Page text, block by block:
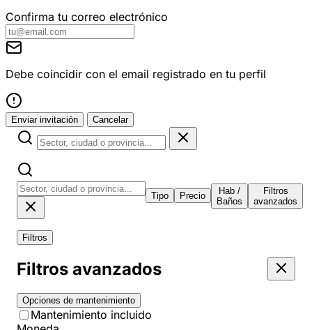
Confirma tu correo electrónico
Debe coincidir con el email registrado en tu perfil
Enviar invitación Cancelar
Tipo Precio
Hab /
Baños
Filtros
avanzados
Filtros
Filtros avanzados
Opciones de mantenimiento
Mantenimiento incluido